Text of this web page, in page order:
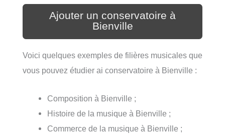
Ajouter un conservatoire à
Bienville
Voici quelques exemples de filières musicales que
vous pouvez étudier ai conservatoire à Bienville :
Composition à Bienville ;
Histoire de la musique à Bienville ;
Commerce de la musique à Bienville ;